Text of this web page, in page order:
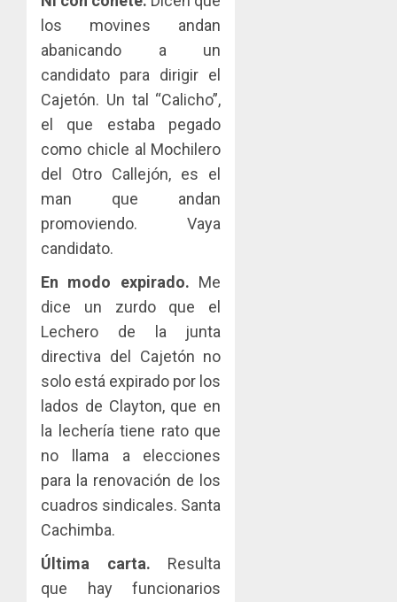
los movines andan
abanicando a un
candidato para dirigir el
Cajetón. Un tal “Calicho”,
el que estaba pegado
como chicle al Mochilero
del Otro Callejón, es el
man que andan
promoviendo. Vaya
candidato.
En modo expirado. Me
dice un zurdo que el
Lechero de la junta
directiva del Cajetón no
solo está expirado por los
lados de Clayton, que en
la lechería tiene rato que
no llama a elecciones
para la renovación de los
cuadros sindicales. Santa
Cachimba.
Última carta. Resulta
que hay funcionarios